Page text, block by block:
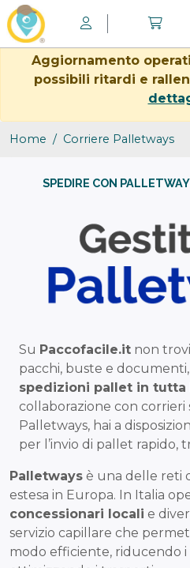
Aggiornamento
possibili ritardi e
Home Corriere Palletways
SPEDIRE CON
Su Paccofacile.it non
pacchi, buste e
spedizioni pallet in tutta
collaborazione con corrieri
Palletways, hai a
per l’invio di pallet rapido,
Palletways è una delle reti
estesa in Europa. In Italia
concessionari locali e
servizio capillare che
modo efficiente, riducendo